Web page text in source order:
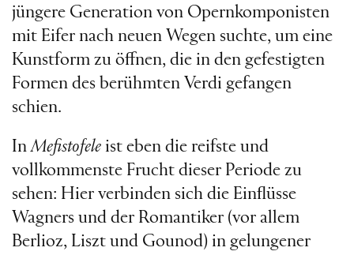
jüngere Generation von Opernkomponisten
mit Eifer nach neuen Wegen suchte, um eine
Kunstform zu öffnen, die in den gefestigten
Formen des berühmten Verdi gefangen
schien.
InMefistofele ist eben die reifste und
vollkommenste Frucht dieser Periode zu
sehen: Hier verbinden sich die Einflüsse
Wagners und der Romantiker (vor allem
Berlioz, Liszt und Gounod) in gelungener